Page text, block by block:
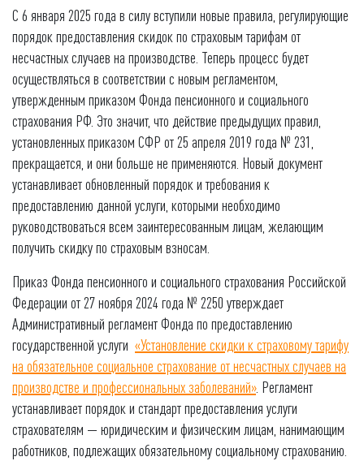
С 6 января 2025 года в силу вступили новые правила, регулирующие
порядок предоставления скидок по страховым тарифам от
несчастных случаев на производстве. Теперь процесс будет
осуществляться в соответствии с новым регламентом,
утвержденным приказом Фонда пенсионного и социального
страхования РФ. Это значит, что действие предыдущих правил,
установленных приказом СФР от 25 апреля 2019 года № 231,
прекращается, и они больше не применяются. Новый документ
устанавливает обновленный порядок и требования к
предоставлению данной услуги, которыми необходимо
руководствоваться всем заинтересованным лицам, желающим
получить скидку по страховым взносам.
Приказ Фонда пенсионного и социального страхования Российской
Федерации от 27 ноября 2024 года № 2250 утверждает
Административный регламент Фонда по предоставлению
государственной услуги «Установление скидки к страховому тарифу
на обязательное социальное страхование от несчастных случаев на
производстве и профессиональных заболеваний». Регламент
устанавливает порядок и стандарт предоставления услуги
страхователям — юридическим и физическим лицам, нанимающим
работников, подлежащих обязательному социальному страхованию.